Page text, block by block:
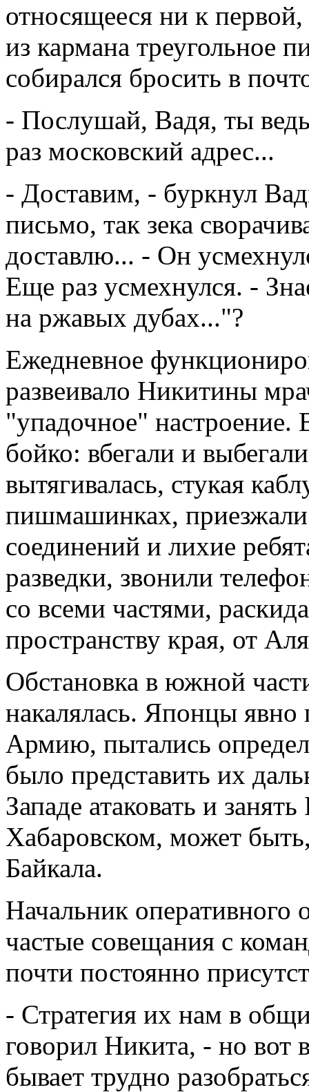
относящееся ни к
из кармана треугольное
собирался бросить в
- Послушай, Вадя, ты
раз московский адрес...
- Доставим, - буркнул
письмо, так зека
доставлю... - Он
Еще раз усмехнулся. -
на ржавых дубах..."?
Ежедневное
развеивало Никитины
"упадочное" настроение.
бойко: вбегали и
вытягивалась, стукая
пишмашинках,
соединений и лихие
разведки, звонили
со всеми частями,
пространству края, от
Обстановка в южной
накалялась. Японцы
Армию, пытались
было представить их
Западе атаковать и
Хабаровском, может
Байкала.
Начальник оперативного
частые совещания с
почти постоянно
- Стратегия их нам в
говорил Никита, - но вот
бывает трудно